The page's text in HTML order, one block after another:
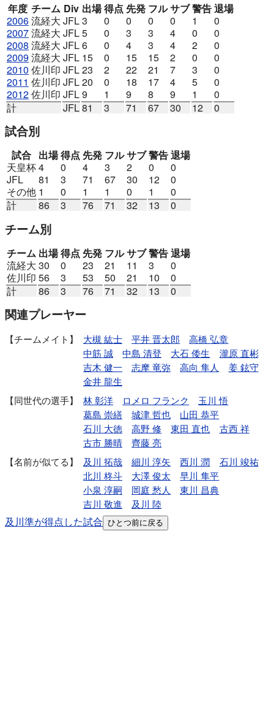
年度 チーム Div 出場得点 先発 フルサブ警告退場
2006流経大 JFL3 0 0 0 0 1
0
2007流経大 JFL5 0 3 3 4 0
0
2008 流経大 JFL6 0 4 3 4 2
0
2009流経大 JFL 15 0 15 15 2 0
0
2010 佐川印 JFL23 2 22 21 7 3
0
2011 佐川印 JFL20 0 18 17 4 5
0
2012佐川印 JFL9 1 9 8 9 1
0
計
JFL81 3 71 67 30 12 0
試合別
試合 出場得点 先発 フルサブ警告退場
天皇杯4 0 4 3 2 0
0
JFL
81 3 71 67 30 12
0
その他 1 0 1 1 0 1
0
計
86 3 76 71 32 13 0
チーム別
チーム 出場得点 先発 フルサブ警告退場
流経大 30 0 23 21 11 3
0
佐川印 56 3 53 50 21 10
0
計
86 3 76 71 32 13 0
関連プレーヤー
チームメイト 大槻 紘士 平井 晋太郎
高橋 弘章
中筋 誠
中島 清登 大石 倭生
瀧原 直彬
吉木 健一
志摩 竜弥 高向 隼人
姜 鉉守
金井 龍生
同世代の選手
林 彰洋 ロメロ フランク
玉川 悟
葛島 崇繕
城津 哲也
山田 恭平
石川 大徳
高野 修 東田 直也
古西 祥
古市 勝晴
齊藤 亮
名前が似てる
及川 拓哉 細川 淳矢 西川 潤
石川 竣祐
北川 柊斗
大澤 俊太
早川 隼平
小泉 淳嗣
岡庭 愁人
東川 昌典
吉川 敬進
及川 陸
及川準が得点した試合 ひとつ前に戻る